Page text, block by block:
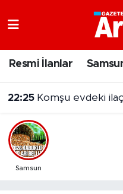
Resmi İlanlar
22:25 Komşu evdeki
Samsun
Samsun Namaz
Trafik Durumu
Süper Lig Puan